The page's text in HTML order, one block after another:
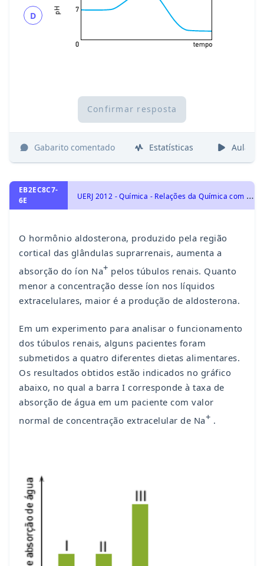
D
Confirmar resposta
Gabarito comentado Estatísticas Aulas
EB2EC8C7-
6E
U
ERJ 2012 - Química - Relações da Química com as Tecnologias, a Sociedade e o Meio Ambiente
O hormônio aldosterona, produzido pela região
cortical das glândulas suprarrenais, aumenta a
absorção do íon Na+ pelos túbulos renais. Quanto
menor a concentração desse íon nos líquidos
extracelulares, maior é a produção de aldosterona.
Em um experimento para analisar o funcionamento
dos túbulos renais, alguns pacientes foram
submetidos a quatro diferentes dietas alimentares.
Os resultados obtidos estão indicados no gráfico
abaixo, no qual a barra I corresponde à taxa de
absorção de água em um paciente com valor
normal de concentração extracelular de Na+ .